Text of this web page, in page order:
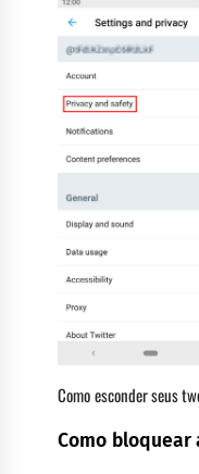
Como esconder seus
Como